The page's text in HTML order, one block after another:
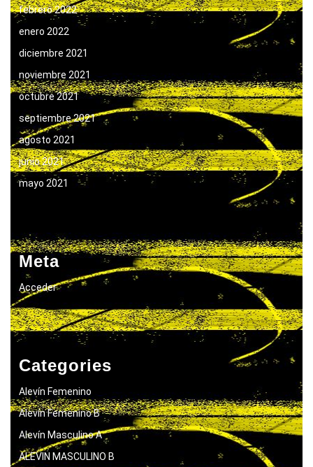
febrero 2022
enero 2022
diciembre 2021
noviembre 2021
octubre 2021
septiembre 2021
agosto 2021
junio 2021
mayo 2021
Meta
Acceder
Categories
Alevín Femenino
Alevín Femenino B
Alevín Masculino A
ALEVIN MASCULINO B